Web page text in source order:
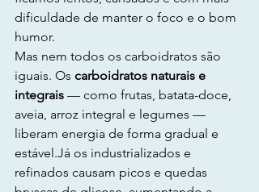
dificuldade de manter o foco e o bom
humor.
Mas nem todos os carboidratos são
iguais. Os carboidratos naturais e
integrais — como frutas, batata-doce,
aveia, arroz integral e legumes —
liberam energia de forma gradual e
estável.Já os industrializados e
refinados causam picos e quedas